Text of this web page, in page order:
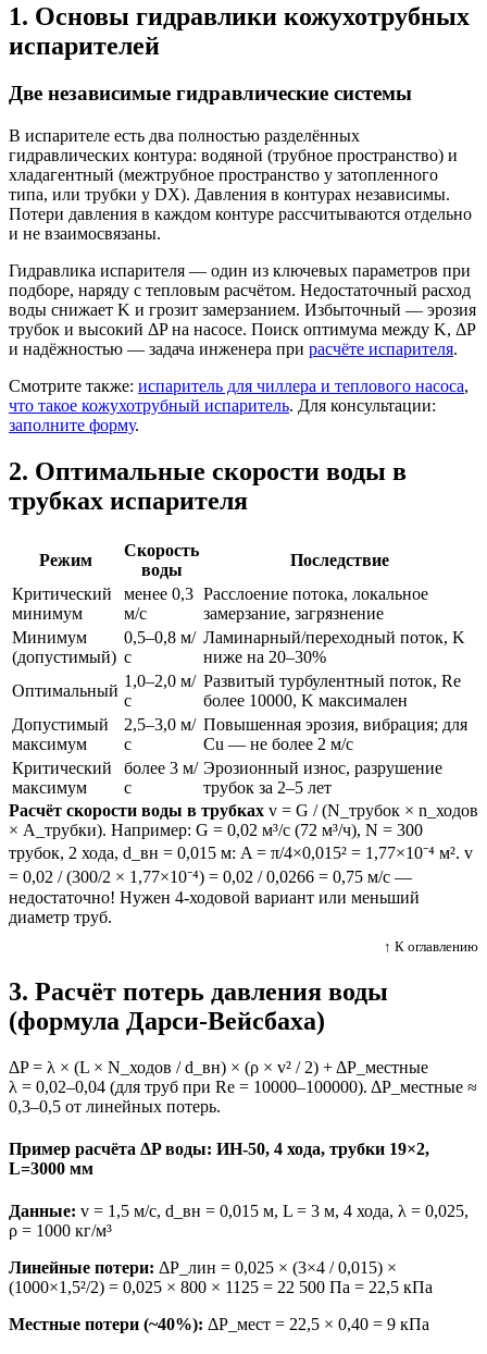
1. Основы гидравлики кожухотрубных
испарителей
Две независимые гидравлические системы
В испарителе есть два полностью разделённых
гидравлических контура: водяной (трубное пространство) и
хладагентный (межтрубное пространство у затопленного
типа, или трубки у DX). Давления в контурах независимы.
Потери давления в каждом контуре рассчитываются отдельно
и не взаимосвязаны.
Гидравлика испарителя — один из ключевых параметров при
подборе, наряду с тепловым расчётом. Недостаточный расход
воды снижает K и грозит замерзанием. Избыточный — эрозия
трубок и высокий ΔP на насосе. Поиск оптимума между K, ΔP
и надёжностью — задача инженера при расчёте испарителя.
Смотрите также: испаритель для чиллера и теплового насоса,
что такое кожухотрубный испаритель. Для консультации:
заполните форму.
2. Оптимальные скорости воды в
трубках испарителя
Режим
Скорость
воды
Последствие
Критический
минимум
менее 0,3
м/с
Расслоение потока, локальное
замерзание, загрязнение
Минимум
(допустимый)
0,5–0,8 м/
с
Ламинарный/переходный поток, K
ниже на 20–30%
Оптимальный
1,0–2,0 м/
с
Развитый турбулентный поток, Re
более 10000, K максимален
Допустимый
максимум
2,5–3,0 м/
с
Повышенная эрозия, вибрация; для
Cu — не более 2 м/с
Критический
максимум
более 3 м/
с
Эрозионный износ, разрушение
трубок за 2–5 лет
Расчёт скорости воды в трубках v = G / (N_трубок × n_ходов
× A_трубки). Например: G = 0,02 м³/с (72 м³/ч), N = 300
трубок, 2 хода, d_вн = 0,015 м: A = π/4×0,015² = 1,77×10⁻⁴ м². v
= 0,02 / (300/2 × 1,77×10⁻⁴) = 0,02 / 0,0266 = 0,75 м/с —
недостаточно! Нужен 4-ходовой вариант или меньший
диаметр труб.
↑ К оглавлению
3. Расчёт потерь давления воды
(формула Дарси-Вейсбаха)
ΔP = λ × (L × N_ходов / d_вн) × (ρ × v² / 2) + ΔP_местные
λ = 0,02–0,04 (для труб при Re = 10000–100000). ΔP_местные ≈
0,3–0,5 от линейных потерь.
Пример расчёта ΔP воды: ИН-50, 4 хода, трубки 19×2,
L=3000 мм
Данные: v = 1,5 м/с, d_вн = 0,015 м, L = 3 м, 4 хода, λ = 0,025,
ρ = 1000 кг/м³
Линейные потери: ΔP_лин = 0,025 × (3×4 / 0,015) ×
(1000×1,5²/2) = 0,025 × 800 × 1125 = 22 500 Па = 22,5 кПа
Местные потери (~40%): ΔP_мест = 22,5 × 0,40 = 9 кПа